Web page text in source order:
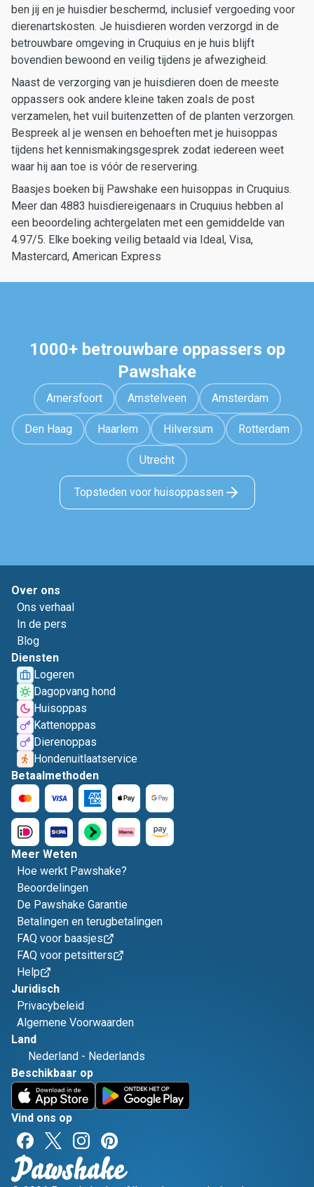
ben jij en je huisdier beschermd, inclusief vergoeding voor
dierenartskosten. Je huisdieren worden verzorgd in de
betrouwbare omgeving in Cruquius en je huis blijft
bovendien bewoond en veilig tijdens je afwezigheid.
Naast de verzorging van je huisdieren doen de meeste
oppassers ook andere kleine taken zoals de post
verzamelen, het vuil buitenzetten of de planten verzorgen.
Bespreek al je wensen en behoeften met je huisoppas
tijdens het kennismakingsgesprek zodat iedereen weet
waar hij aan toe is vóór de reservering.
Baasjes boeken bij Pawshake een huisoppas in Cruquius.
Meer dan 4883 huisdiereigenaars in Cruquius hebben al
een beoordeling achtergelaten met een gemiddelde van
4.97/5. Elke boeking veilig betaald via Ideal, Visa,
Mastercard, American Express
1000+ betrouwbare oppassers op
Pawshake
Amersfoort Amstelveen Amsterdam
Den Haag Haarlem Hilversum Rotterdam
Utrecht
Topsteden voor huisoppassen
Over ons
Ons verhaal
In de pers
Blog
Diensten
Logeren
Dagopvang hond
Huisoppas
Kattenoppas
Dierenoppas
Hondenuitlaatservice
Betaalmethoden
Meer Weten
Hoe werkt Pawshake?
Beoordelingen
De Pawshake Garantie
Betalingen en terugbetalingen
FAQ voor baasjes
FAQ voor petsitters
Help
Juridisch
Privacybeleid
Algemene Voorwaarden
Land
Nederland - Nederlands
Beschikbaar op
Vind ons op